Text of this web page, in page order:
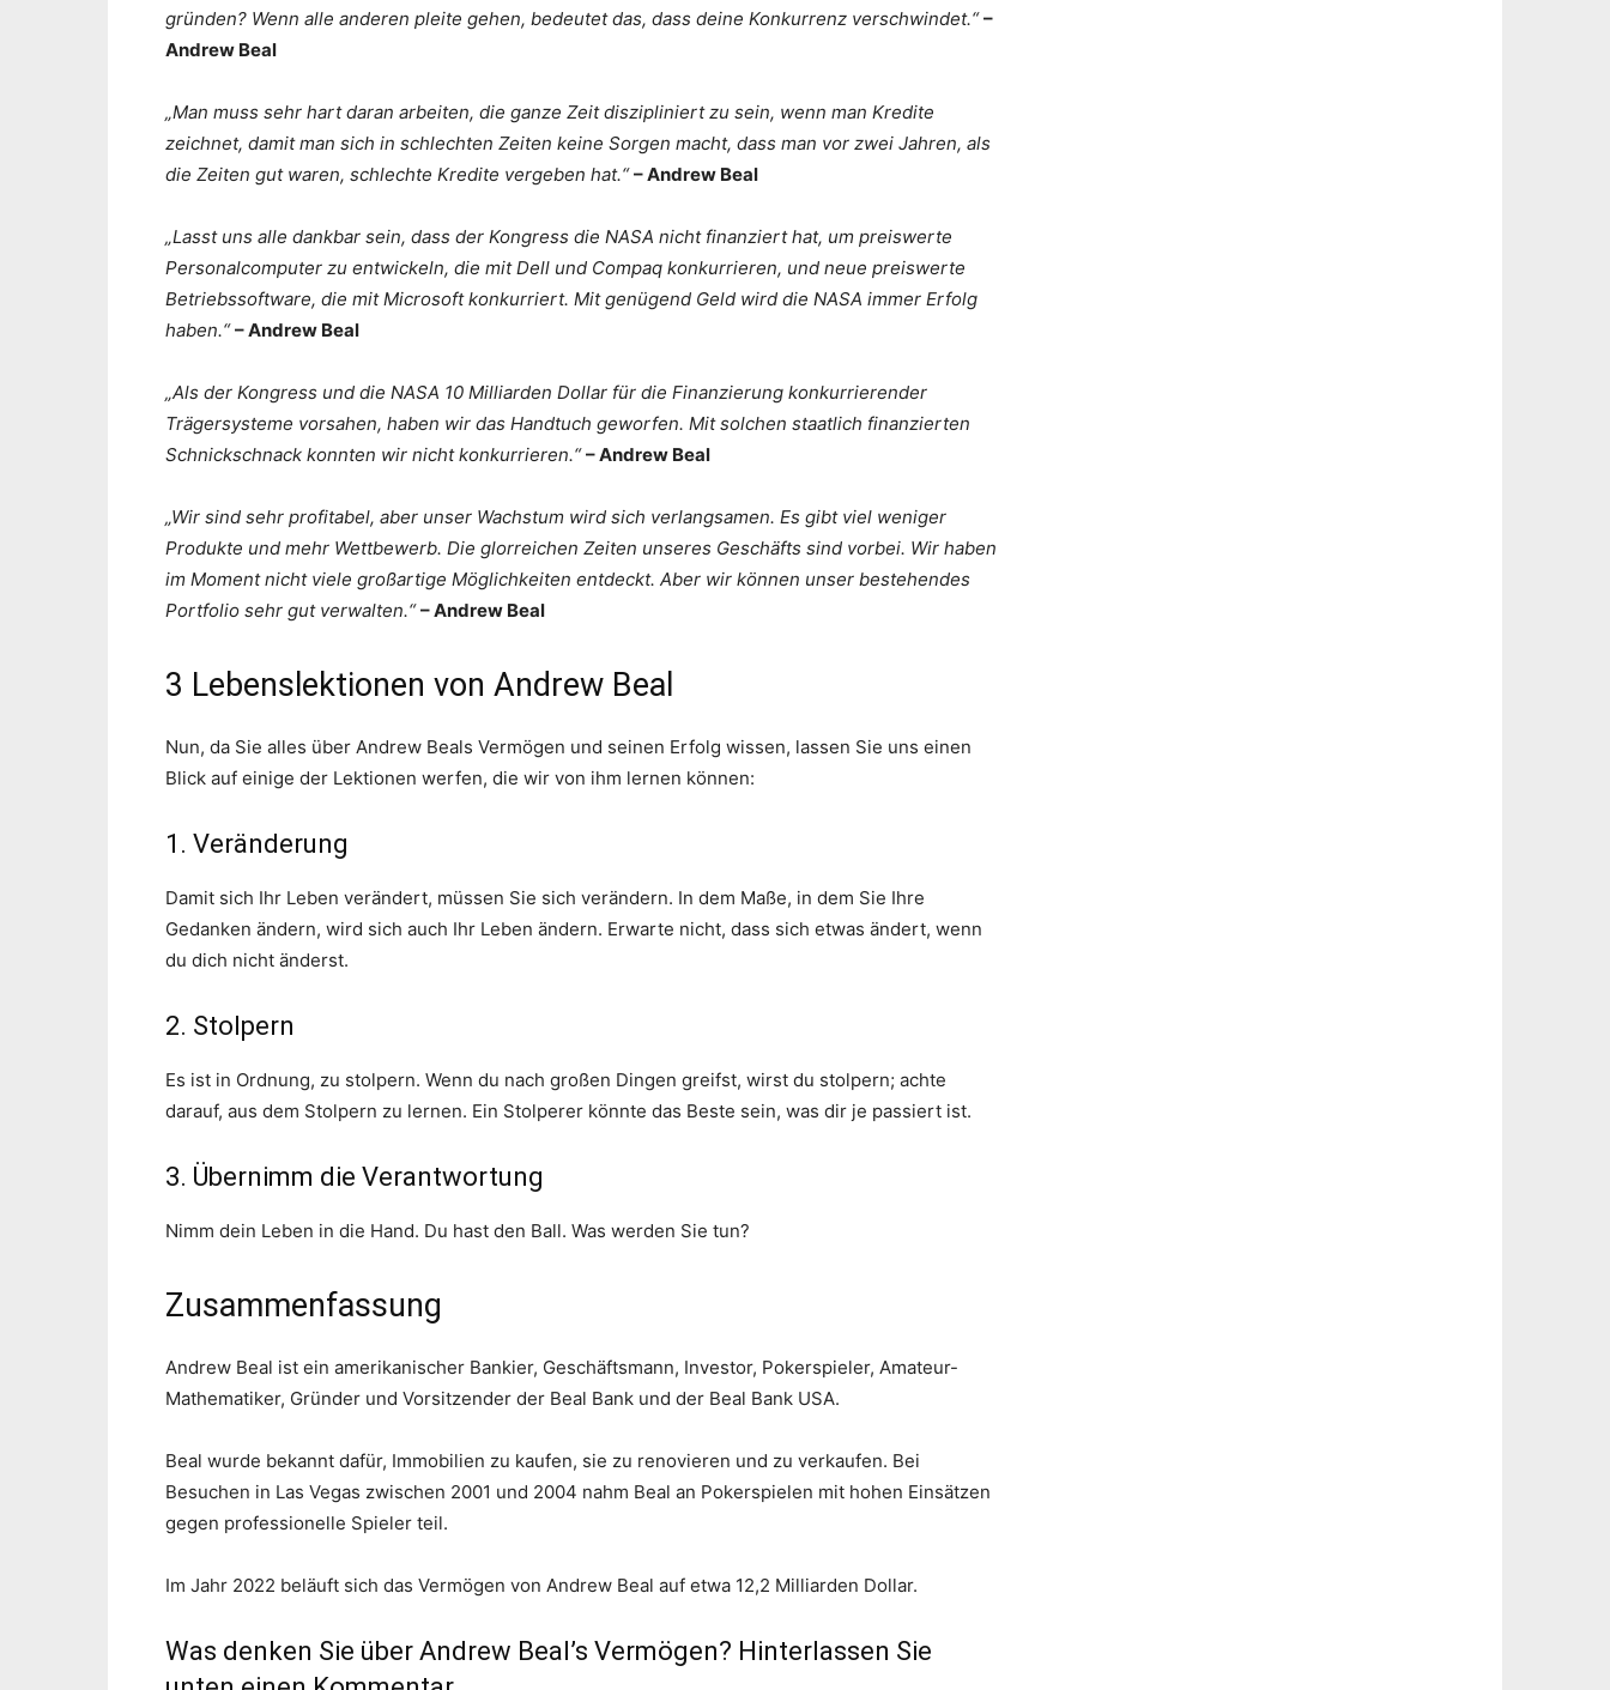
gründen? Wenn alle anderen pleite gehen, bedeutet das, dass deine Konkurrenz verschwindet.“–
Andrew Beal
„Man muss sehr hart daran arbeiten, die ganze Zeit diszipliniert zu sein, wenn man Kredite
zeichnet, damit man sich in schlechten Zeiten keine Sorgen macht, dass man vor zwei Jahren, als
die Zeiten gut waren, schlechte Kredite vergeben hat.“– Andrew Beal
„Lasst uns alle dankbar sein, dass der Kongress die NASA nicht finanziert hat, um preiswerte
Personalcomputer zu entwickeln, die mit Dell und Compaq konkurrieren, und neue preiswerte
Betriebssoftware, die mit Microsoft konkurriert. Mit genügend Geld wird die NASA immer Erfolg
haben.“– Andrew Beal
„Als der Kongress und die NASA 10 Milliarden Dollar für die Finanzierung konkurrierender
Trägersysteme vorsahen, haben wir das Handtuch geworfen. Mit solchen staatlich finanzierten
Schnickschnack konnten wir nicht konkurrieren.“– Andrew Beal
„Wir sind sehr profitabel, aber unser Wachstum wird sich verlangsamen. Es gibt viel weniger
Produkte und mehr Wettbewerb. Die glorreichen Zeiten unseres Geschäfts sind vorbei. Wir haben
im Moment nicht viele großartige Möglichkeiten entdeckt. Aber wir können unser bestehendes
Portfolio sehr gut verwalten.“– Andrew Beal
3 Lebenslektionen von Andrew Beal
Nun, da Sie alles über Andrew Beals Vermögen und seinen Erfolg wissen, lassen Sie uns einen
Blick auf einige der Lektionen werfen, die wir von ihm lernen können:
1. Veränderung
Damit sich Ihr Leben verändert, müssen Sie sich verändern. In dem Maße, in dem Sie Ihre
Gedanken ändern, wird sich auch Ihr Leben ändern. Erwarte nicht, dass sich etwas ändert, wenn
du dich nicht änderst.
2. Stolpern
Es ist in Ordnung, zu stolpern. Wenn du nach großen Dingen greifst, wirst du stolpern; achte
darauf, aus dem Stolpern zu lernen. Ein Stolperer könnte das Beste sein, was dir je passiert ist.
3. Übernimm die Verantwortung
Nimm dein Leben in die Hand. Du hast den Ball. Was werden Sie tun?
Zusammenfassung
Andrew Beal ist ein amerikanischer Bankier, Geschäftsmann, Investor, Pokerspieler, Amateur-
Mathematiker, Gründer und Vorsitzender der Beal Bank und der Beal Bank USA.
Beal wurde bekannt dafür, Immobilien zu kaufen, sie zu renovieren und zu verkaufen. Bei
Besuchen in Las Vegas zwischen 2001 und 2004 nahm Beal an Pokerspielen mit hohen Einsätzen
gegen professionelle Spieler teil.
Im Jahr 2022 beläuft sich das Vermögen von Andrew Beal auf etwa 12,2 Milliarden Dollar.
Was denken Sie über Andrew Beal’s Vermögen? Hinterlassen Sie